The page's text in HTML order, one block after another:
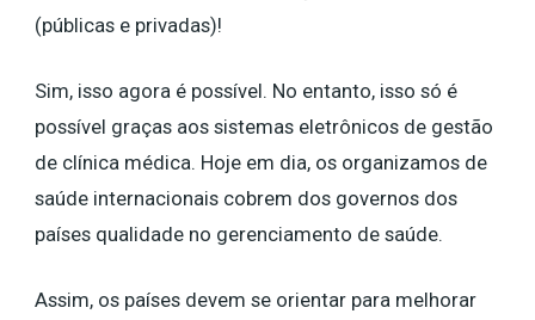
(públicas e privadas)!
Sim, isso agora é possível. No entanto, isso só é
possível graças aos sistemas eletrônicos de gestão
de clínica médica. Hoje em dia, os organizamos de
saúde internacionais cobrem dos governos dos
países qualidade no gerenciamento de saúde.
Assim, os países devem se orientar para melhorar